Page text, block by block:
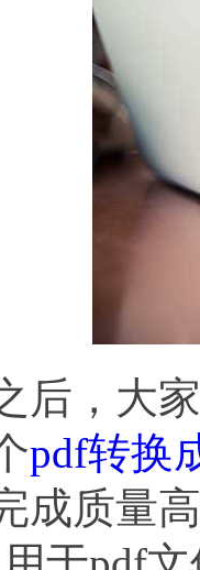
，大家
pdf转换
成质量